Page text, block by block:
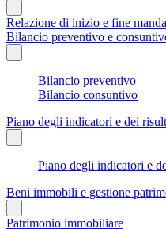
Relazione di inizio e fine
Bilancio preventivo e
Bilancio preventivo
Bilancio consuntivo
Piano degli indicatori e dei
Piano degli indicatori e
Beni immobili e gestione
Patrimonio immobiliare